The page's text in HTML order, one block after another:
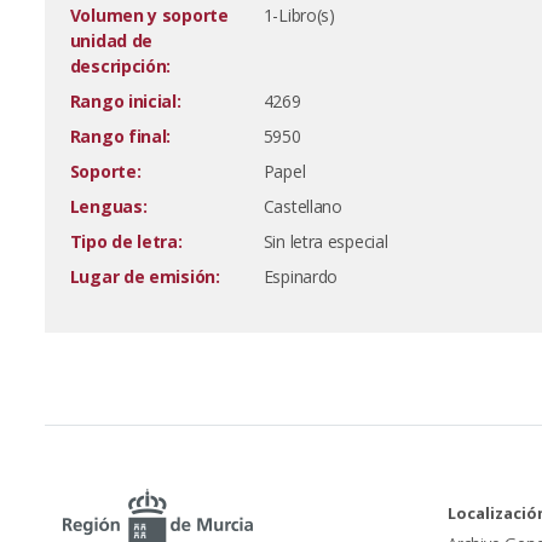
Volumen y soporte
unidad de
descripción:
1-Libro(s)
Rango inicial:
4269
Rango final:
5950
Soporte:
Papel
Lenguas:
Castellano
Tipo de letra:
Sin letra especial
Lugar de emisión:
Espinardo